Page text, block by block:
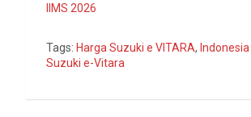
IIMS 2026
Tags: Harga Suzuki e VITARA,
Suzuki e-Vitara